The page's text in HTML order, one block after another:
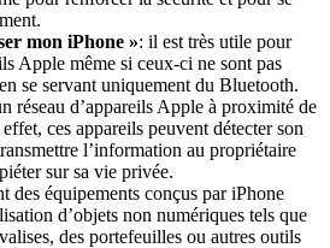
mon iPhone »: il est très utile pour
Apple même si ceux-ci ne sont pas
se servant uniquement du Bluetooth.
réseau d’appareils Apple à proximité de
ces appareils peuvent détecter son
l’information au propriétaire
sur sa vie privée.
des équipements conçus par iPhone
d’objets non numériques tels que
des portefeuilles ou autres outils